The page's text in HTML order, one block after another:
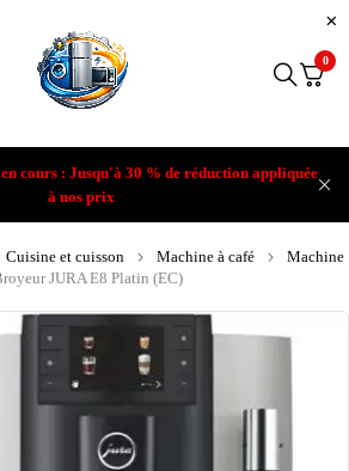
cours : Jusqu'à 30 % de réduction appliquée
à nos prix
0
Cuisine et cuisson Machine à café
Machine
JURA E8 Platin (EC)